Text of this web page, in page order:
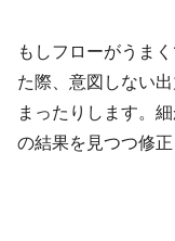
もしフローがうま
た際、意図しない
まったりします。
の結果を見つつ修正